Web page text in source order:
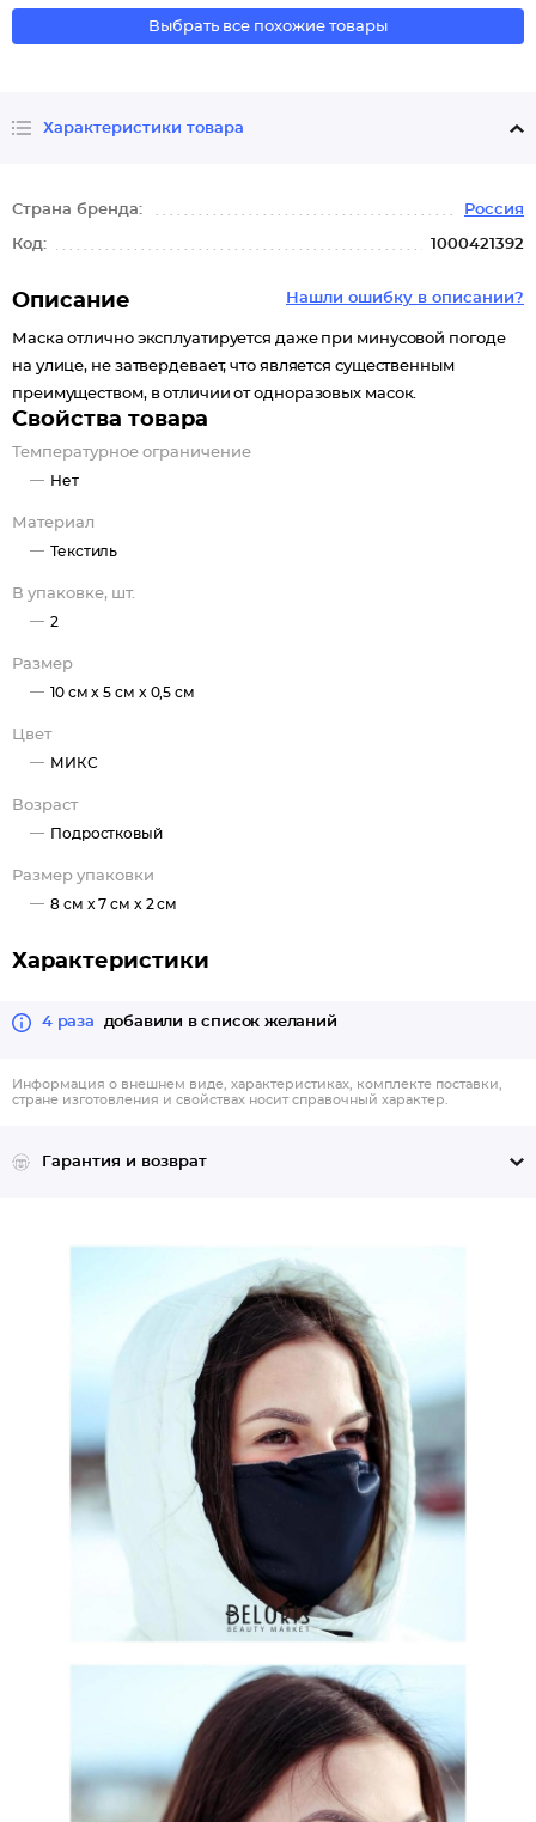
Выбрать все похожие товары
Характеристики товара
Страна бренда: Россия
Код: 1000421392
Нашли ошибку в описании?
Описание
Маска отлично эксплуатируется даже при минусовой погоде
на улице, не затвердевает, что является существенным
преимуществом, в отличии от одноразовых масок.
Свойства товара
Температурное ограничение
Нет
Материал
Текстиль
В упаковке, шт.
2
Размер
10 см x 5 см x 0,5 см
Цвет
МИКС
Возраст
Подростковый
Размер упаковки
8 см x 7 см x 2 см
Характеристики
4 раза добавили в список желаний
Информация о внешнем виде, характеристиках, комплекте поставки,
стране изготовления и свойствах носит справочный характер.
Гарантия и возврат